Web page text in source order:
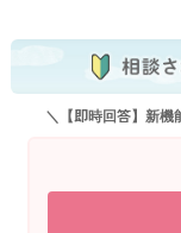
＼【即時回答】新機